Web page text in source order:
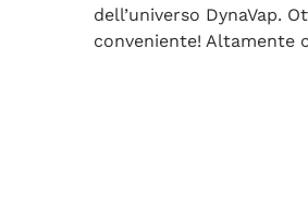
dell’universo DynaVap.
conveniente! Altamente